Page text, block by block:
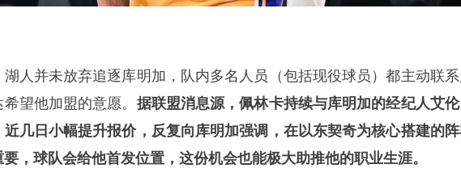
湖人并未放弃追逐库明加，队内多名人员（包括现役球员）都主动联
望他加盟的意愿。 据联盟消息源，佩林卡持续与库明加的经纪人艾
近几日小幅提升报价，反复向库明加强调，在以东契奇为核心搭建的
，球队会给他首发位置，这份机会也能极大助推他的职业生涯。